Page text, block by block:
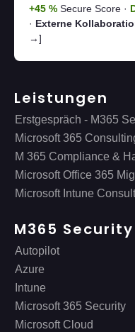
+45 % Secure Score ·
· Externe
→]
Leistungen
Erstgespräch - M365
Microsoft 365
M 365 Compliance &
Microsoft Office 365
Microsoft Intune
M365
Autopilot
Azure
Intune
Microsoft 365 Security
Microsoft Cloud